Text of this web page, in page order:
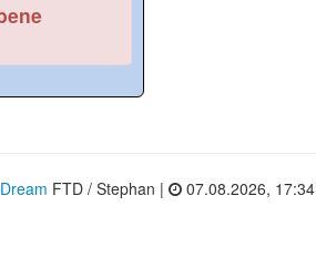
FTD / Stephan | 07.08.2026, 17:34